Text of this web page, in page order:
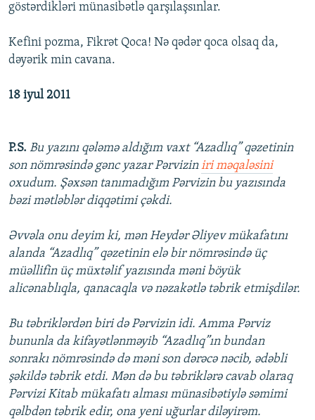
göstərdikləri münasibətlə qarşılaşsınlar.
Kefini pozma, Fikrət Qoca! Nə qədər qoca olsaq da,
dəyərik min cavana.
18 iyul 2011
P.S. Bu yazını qələmə aldığım vaxt “Azadlıq” qəzetinin
son nömrəsində gənc yazar Pərviziniri məqaləsini
oxudum. Şəxsən tanımadığım Pərvizin bu yazısında
bəzi mətləblər diqqətimi çəkdi.
Əvvəla onu deyim ki, mən Heydər Əliyev mükafatını
alanda “Azadlıq” qəzetinin elə bir nömrəsində üç
müəllifin üç müxtəlif yazısında məni böyük
alicənablıqla, qanacaqla və nəzakətlə təbrik etmişdilər.
Bu təbriklərdən biri də Pərvizin idi. Amma Pərviz
bununla da kifayətlənməyib “Azadlıq”ın bundan
sonrakı nömrəsində də məni son dərəcə nəcib, ədəbli
şəkildə təbrik etdi. Mən də bu təbriklərə cavab olaraq
Pərvizi Kitab mükafatı alması münasibətiylə səmimi
qəlbdən təbrik edir, ona yeni uğurlar diləyirəm.